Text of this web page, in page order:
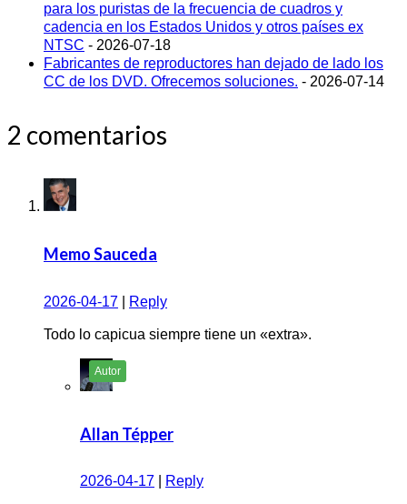
para los puristas de la frecuencia de cuadros y
cadencia en los Estados Unidos y otros países ex
NTSC - 2026-07-18
Fabricantes de reproductores han dejado de lado los
CC de los DVD. Ofrecemos soluciones. - 2026-07-14
2 comentarios
Memo Sauceda
2026-04-17 Reply
Todo lo capicua siempre tiene un «extra».
Allan Tépper
2026-04-17 Reply